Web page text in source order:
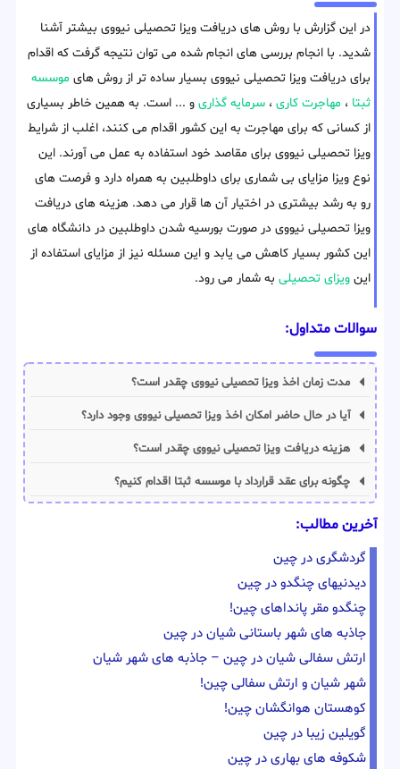
در این گزارش با روش های دریافت ویزا تحصیلی نیووی بیشتر آشنا
شدید. با انجام بررسی های انجام شده می توان نتیجه گرفت که اقدام
برای دریافت ویزا تحصیلی نیووی بسیار ساده تر از روش های موسسه
ثبتا ، مهاجرت کاری ، سرمایه گذاری و ... است. به همین خاطر بسیاری
از کسانی که برای مهاجرت به این کشور اقدام می کنند، اغلب از شرایط
ویزا تحصیلی نیووی برای مقاصد خود استفاده به عمل می آورند. این
نوع ویزا مزایای بی شماری برای داوطلبین به همراه دارد و فرصت های
رو به رشد بیشتری در اختیار آن ها قرار می دهد. هزینه های دریافت
ویزا تحصیلی نیووی در صورت بورسیه شدن داوطلبین در دانشگاه های
این کشور بسیار کاهش می یابد و این مسئله نیز از مزایای استفاده از
این ویزای تحصیلی به شمار می رود.
سوالات متداول:
مدت زمان اخذ ویزا تحصیلی نیووی چقدر است؟
آیا در حال حاضر امکان اخذ ویزا تحصیلی نیووی وجود دارد؟
هزینه دریافت ویزا تحصیلی نیووی چقدر است؟
چگونه برای عقد قرارداد با موسسه ثبتا اقدام کنیم؟
آخرین مطالب:
گردشگری در چین
دیدنیهای چنگدو در چین
چنگدو مقر پانداهای چین!
جاذبه های شهر باستانی شیان در چین
ارتش سفالی شیان در چین – جاذبه های شهر شیان
شهر شیان و ارتش سفالی چین!
کوهستان هوانگشان چین!
گویلین زیبا در چین
شکوفه های بهاری در چین